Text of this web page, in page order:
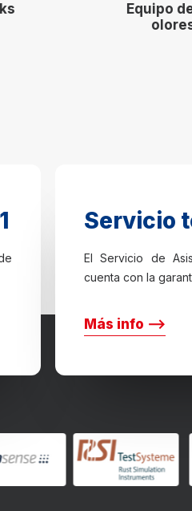
de
Servicio
El Servicio de
cuenta con la
Más info ⟶